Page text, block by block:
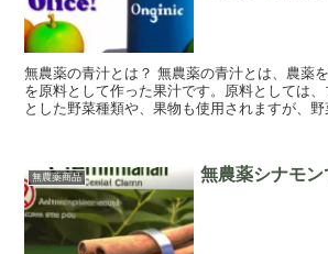
無農薬の青汁とは？ 無農薬の青汁とは、農薬
を原料として作った果汁です。原料としては
とした野菜種類や、果物も使用されますが、野
無農薬商品 無農薬シナモン